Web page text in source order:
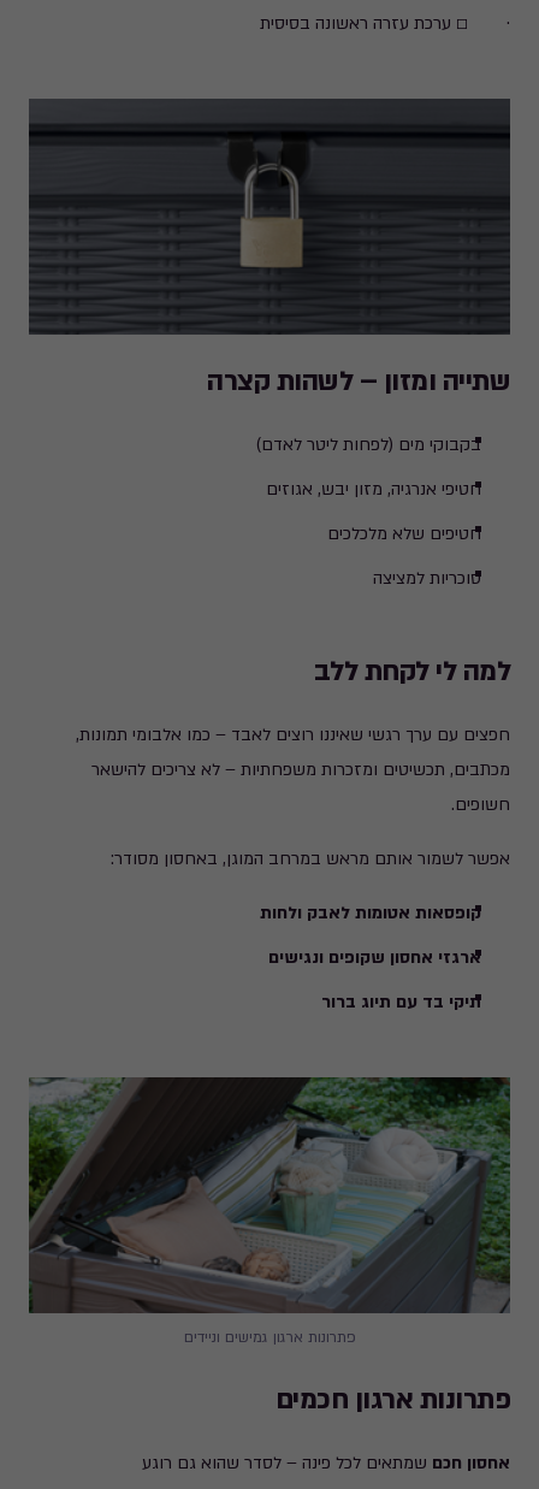
· ☐ ערכת עזרה ראשונה בסיסית
שתייה ומזון – לשהות קצרה
בקבוקי מים (לפחות ליטר לאדם)
חטיפי אנרגיה, מזון יבש, אגוזים
חטיפים שלא מלכלכים
סוכריות למציצה
למה לי לקחת ללב
חפצים עם ערך רגשי שאיננו רוצים לאבד – כמו אלבומי תמונות,
מכתבים, תכשיטים ומזכרות משפחתיות – לא צריכים להישאר
חשופים.
אפשר לשמור אותם מראש במרחב המוגן, באחסון מסודר:
קופסאות אטומות לאבק ולחות
ארגזי אחסון שקופים ונגישים
תיקי בד עם תיוג ברור
פתרונות ארגון גמישים וניידים
פתרונות ארגון חכמים
אחסון חכם שמתאים לכל פינה – לסדר שהוא גם רוגע